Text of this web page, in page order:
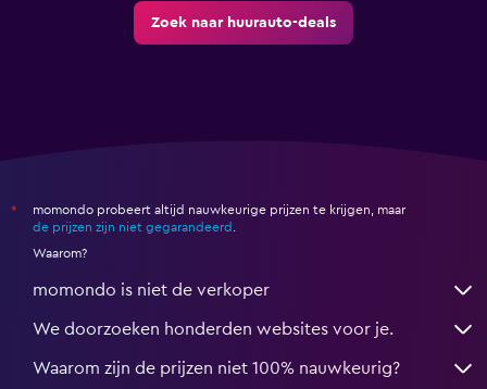
Zoek naar huurauto-deals
*
momondo probeert altijd nauwkeurige prijzen te krijgen, maar
de prijzen zijn niet gegarandeerd .
Waarom?
momondo is niet de verkoper
We doorzoeken honderden websites voor je.
Waarom zijn de prijzen niet 100% nauwkeurig?